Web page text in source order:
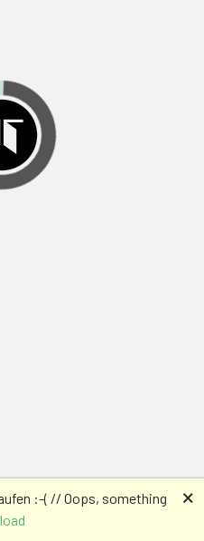
:-( // Oops, something
🗙